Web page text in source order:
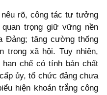
rõ, công tác tư tưởng
trọng giữ vững nền
Đảng; tăng cường thống
trong xã hội. Tuy nhiên,
chế có tính bản chất
ủy, tổ chức đảng chưa
hiện khoán trắng công